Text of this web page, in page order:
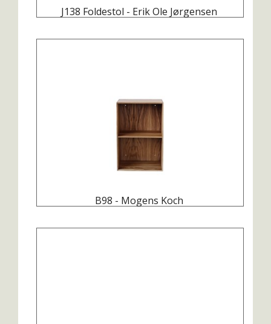
J138 Foldestol - Erik Ole Jørgensen
B98 - Mogens Koch